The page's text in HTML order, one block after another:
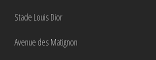
Stade Louis Dior
Avenue des Matignon